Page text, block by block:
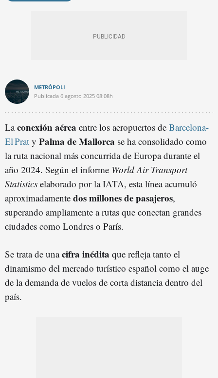
METRÓPOLI
Publicada 6 agosto 2025 08:08h
Laconexión aérea entre los aeropuertos de Barcelona-
El Prat y Palma de Mallorca se ha consolidado como
la ruta nacional más concurrida de Europa durante el
año 2024. Según el informe World Air Transport
Statistics elaborado por la IATA, esta línea acumuló
aproximadamente dos millones de pasajeros,
superando ampliamente a rutas que conectan grandes
ciudades como Londres o París.
Se trata de unacifra inédita que refleja tanto el
dinamismo del mercado turístico español como el auge
de la demanda de vuelos de corta distancia dentro del
país.